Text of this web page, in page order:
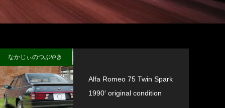
carburetor
垂涎の幻の一台
も華や
インデ
なかじぃのつぶやき
Alfa Romeo 75 Twin Spark
1990′ original condition